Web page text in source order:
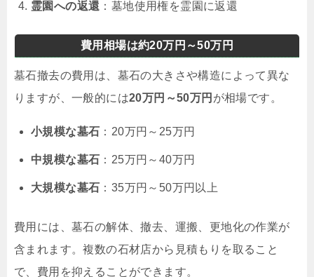
霊園への返還 ：墓地使用権を霊園に返還
費用相場は約20万円～50万円
墓石撤去の費用は、墓石の大きさや構造によって異な
りますが、一般的には20万円～50万円 が相場です。
小規模な墓石 ：20万円～25万円
中規模な墓石 ：25万円～40万円
大規模な墓石 ：35万円～50万円以上
費用には、墓石の解体、撤去、運搬、更地化の作業が
含まれます。複数の石材店から見積もりを取ること
で、費用を抑えることができます。